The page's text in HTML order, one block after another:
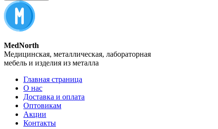
MedNorth
Медицинская, металлическая, лабораторная
мебель и изделия из металла
Главная страница
О нас
Доставка и оплата
Оптовикам
Акции
Контакты